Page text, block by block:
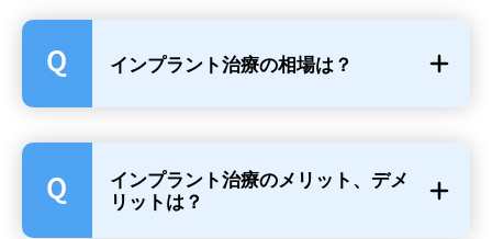
インプラント治療の相場は？
インプラント治療のメリット、デメ
リットは？